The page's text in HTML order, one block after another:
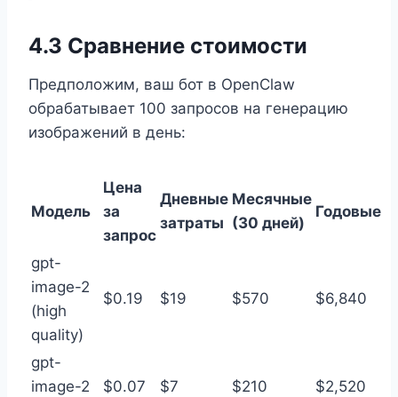
4.3 Сравнение стоимости
Предположим, ваш бот в OpenClaw
обрабатывает 100 запросов на генерацию
изображений в день:
Модель
Цена
за
запрос
Дневные
затраты
Месячные
(30 дней)
Годовые
gpt-
image-2
(high
quality)
$0.19 $19 $570 $6,840
gpt-
image-2
$0.07 $7 $210 $2,520